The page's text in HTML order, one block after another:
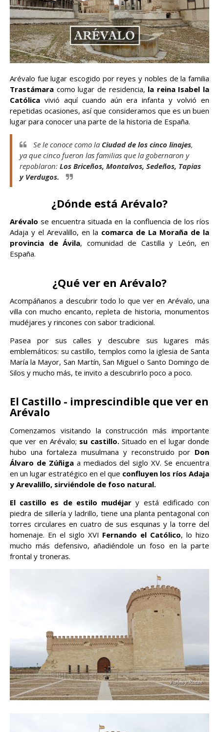
Arévalo fue lugar escogido por reyes y nobles de la familia
Trastámara como lugar de residencia, la reina Isabel la
Católica vivió aquí cuando aún era infanta y volvió en
repetidas ocasiones, así que consideramos que es un buen
lugar para conocer una parte de la historia de España.
Se le conoce como la Ciudad de los cinco linajes,
ya que cinco fueron las familias que la gobernaron y
repoblaron: Los Briceños, Montalvos, Sedeños, Tapias
y Verdugos.
¿Dónde está Arévalo?
Arévalo se encuentra situada en la confluencia de los ríos
Adaja y el Arevalillo, en la comarca de La Moraña de la
provincia de Ávila, comunidad de Castilla y León, en
España.
¿Qué ver en Arévalo?
Acompáñanos a descubrir todo lo que ver en Arévalo, una
villa con mucho encanto, repleta de historia, monumentos
mudéjares y rincones con sabor tradicional.
Pasea por sus calles y descubre sus lugares más
emblemáticos: su castillo, templos como la iglesia de Santa
María la Mayor, San Martín, San Miguel o Santo Domingo de
Silos y mucho más, te invito a descubrirlo poco a poco.
El Castillo - imprescindible que ver en
Arévalo
Comenzamos visitando la construcción más importante
que ver en Arévalo; su castillo.Situado en el lugar donde
hubo una fortaleza musulmana y reconstruido por Don
Álvaro de Zúñigaa mediados del siglo XV. Se encuentra
en un lugar estratégico en el que confluyen los ríos Adaja
y Arevalillo, sirviéndole de foso natural.
El castillo es de estilo mudéjar y está edificado con
piedra de sillería y ladrillo, tiene una planta pentagonal con
torres circulares en cuatro de sus esquinas y la torre del
homenaje. En el siglo XVI Fernando el Católico, lo hizo
mucho más defensivo, añadiéndole un foso en la parte
frontal y troneras.